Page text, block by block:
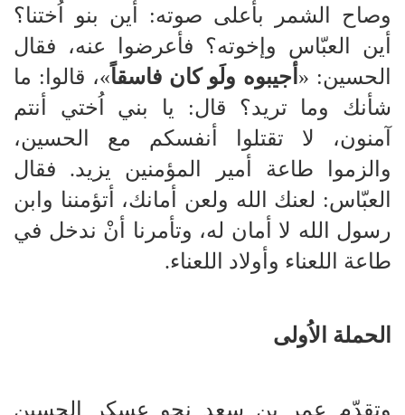
وصاح الشمر بأعلى صوته: أين بنو اُختنا؟
أين العبّاس وإخوته؟ فأعرضوا عنه، فقال
الحسين: « أجيبوه ولَو كان فاسقاً»، قالوا: ما
شأنك وما تريد؟ قال: يا بني اُختي أنتم
آمنون، لا تقتلوا أنفسكم مع الحسين،
والزموا طاعة أمير المؤمنين يزيد. فقال
العبّاس: لعنك الله ولعن أمانك، أتؤمننا وابن
رسول الله لا أمان له، وتأمرنا أنْ ندخل في
طاعة اللعناء وأولاد اللعناء.
الحملة الاُولى
وتقدّم عمر بن سعد نحو عسكر الحسين